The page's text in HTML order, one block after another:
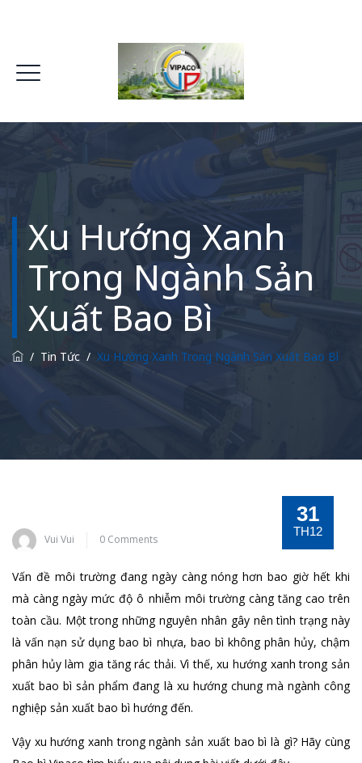
Xu Hướng Xanh
Trong Ngành Sản
Xuất Bao Bì
/ Tin Tức / Xu Hướng Xanh Trong Ngành Sản Xuất Bao Bì
31
TH12
Vui Vui 0 Comments
Vấn đề môi trường đang ngày càng nóng hơn bao giờ hết khi
mà càng ngày mức độ ô nhiễm môi trường càng tăng cao trên
toàn cầu. Một trong những nguyên nhân gây nên tình trạng này
là vấn nạn sử dụng bao bì nhựa, bao bì không phân hủy, chậm
phân hủy làm gia tăng rác thải. Vì thế, xu hướng xanh trong sản
xuất bao bì sản phẩm đang là xu hướng chung mà ngành công
nghiệp sản xuất bao bì hướng đến.
Vậy xu hướng xanh trong ngành sản xuất bao bì là gì? Hãy cùng